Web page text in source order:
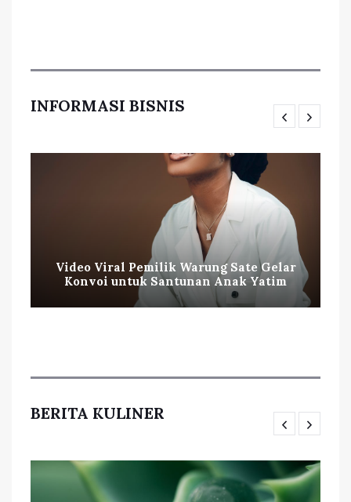
INFORMASI BISNIS
Video Viral Pemilik Warung Sate Gelar
Konvoi untuk Santunan Anak Yatim
BERITA KULINER